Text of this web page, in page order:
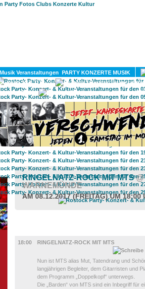
PARTY KONZERTE MUSIK
KULTUR
GAY
RINGELNATZ-ROCK MIT MTS
WARNEMÜNDE
AM 08.12.2017 (FREITAG) UM 18:00
18:00
RINGELNATZ-ROCK MIT MTS
Nun ist MTS alias Mut, Tatendrang und
langjährigen Begleiter, dem Gitarristen und
dem Programm „Doppelkopf“ unterwegs.
Die „Barden“ von MTS sind ein Inbegriff für